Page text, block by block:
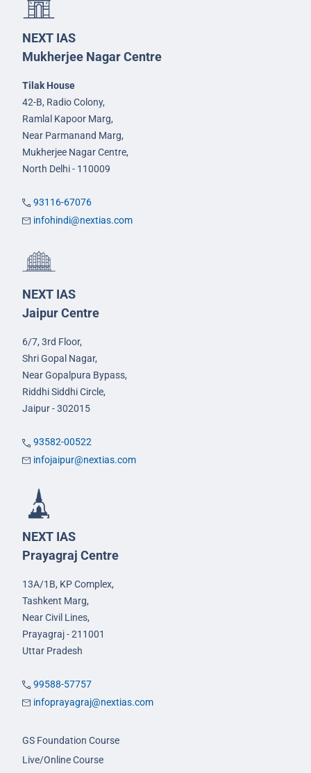
NEXT IAS
Mukherjee Nagar Centre
Tilak House
42-B, Radio Colony,
Ramlal Kapoor Marg,
Near Parmanand Marg,
Mukherjee Nagar Centre,
North Delhi - 110009
93116-67076
infohindi@nextias.com
NEXT IAS
Jaipur Centre
6/7, 3rd Floor,
Shri Gopal Nagar,
Near Gopalpura Bypass,
Riddhi Siddhi Circle,
Jaipur - 302015
93582-00522
infojaipur@nextias.com
NEXT IAS
Prayagraj Centre
13A/1B, KP Complex,
Tashkent Marg,
Near Civil Lines,
Prayagraj - 211001
Uttar Pradesh
99588-57757
infoprayagraj@nextias.com
GS Foundation Course
Live/Online Course